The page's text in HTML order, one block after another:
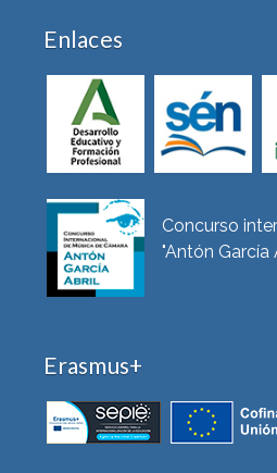
Enlaces
Concurso
"Antón García
Erasmus+